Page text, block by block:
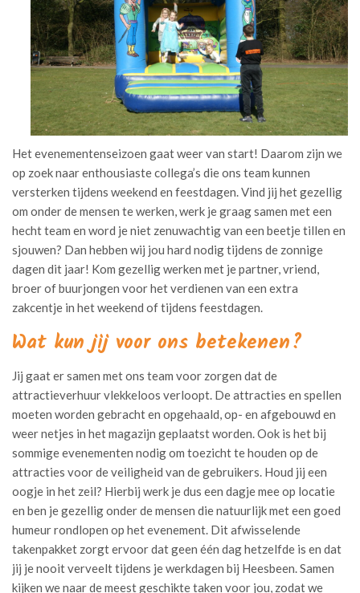
Het evenementenseizoen gaat weer van start! Daarom zijn we
op zoek naar enthousiaste collega’s die ons team kunnen
versterken tijdens weekend en feestdagen. Vind jij het gezellig
om onder de mensen te werken, werk je graag samen met een
hecht team en word je niet zenuwachtig van een beetje tillen en
sjouwen? Dan hebben wij jou hard nodig tijdens de zonnige
dagen dit jaar! Kom gezellig werken met je partner, vriend,
broer of buurjongen voor het verdienen van een extra
zakcentje in het weekend of tijdens feestdagen.
Wat kun jij voor ons betekenen?
Jij gaat er samen met ons team voor zorgen dat de
attractieverhuur vlekkeloos verloopt. De attracties en spellen
moeten worden gebracht en opgehaald, op- en afgebouwd en
weer netjes in het magazijn geplaatst worden. Ook is het bij
sommige evenementen nodig om toezicht te houden op de
attracties voor de veiligheid van de gebruikers. Houd jij een
oogje in het zeil? Hierbij werk je dus een dagje mee op locatie
en ben je gezellig onder de mensen die natuurlijk met een goed
humeur rondlopen op het evenement. Dit afwisselende
takenpakket zorgt ervoor dat geen één dag hetzelfde is en dat
jij je nooit verveelt tijdens je werkdagen bij Heesbeen. Samen
kijken we naar de meest geschikte taken voor jou, zodat we